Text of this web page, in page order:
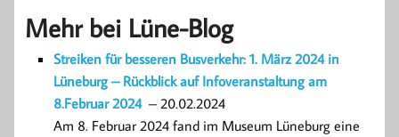
Mehr bei Lüne-Blog
Streiken für besseren Busverkehr: 1. März 2024 in
Lüneburg – Rückblick auf Infoveranstaltung am
8.Februar 2024 – 20.02.2024
Am 8. Februar 2024 fand im Museum Lüneburg eine